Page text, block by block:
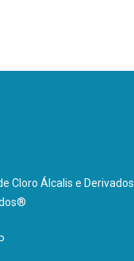
Cloro Álcalis e Derivados